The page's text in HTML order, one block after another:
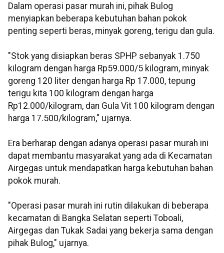
Dalam operasi pasar murah ini, pihak Bulog
menyiapkan beberapa kebutuhan bahan pokok
penting seperti beras, minyak goreng, terigu dan gula.
"Stok yang disiapkan beras SPHP sebanyak 1.750
kilogram dengan harga Rp59.000/5 kilogram, minyak
goreng 120 liter dengan harga Rp 17.000, tepung
terigu kita 100 kilogram dengan harga
Rp12.000/kilogram, dan Gula Vit 100 kilogram dengan
harga 17.500/kilogram," ujarnya.
Era berharap dengan adanya operasi pasar murah ini
dapat membantu masyarakat yang ada di Kecamatan
Airgegas untuk mendapatkan harga kebutuhan bahan
pokok murah.
"Operasi pasar murah ini rutin dilakukan di beberapa
kecamatan di Bangka Selatan seperti Toboali,
Airgegas dan Tukak Sadai yang bekerja sama dengan
pihak Bulog," ujarnya.